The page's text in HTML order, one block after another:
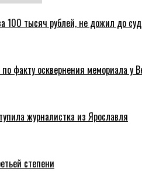
100 тысяч рублей, не дожил до
факту осквернения мемориала у
журналистка из Ярославля
степени